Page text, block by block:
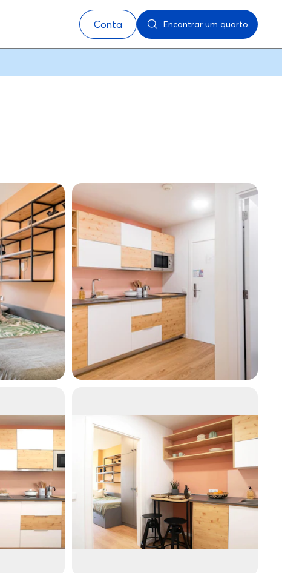
Conta Encontrar um quarto